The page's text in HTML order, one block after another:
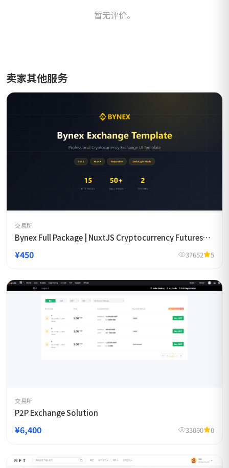
暂无评价。
卖家其他服务
交易所
Bynex Full Package | NuxtJS Cryptocurrency Futures
¥450 37652 5
交易所
P2P Exchange Solution
¥6,400 33060 0